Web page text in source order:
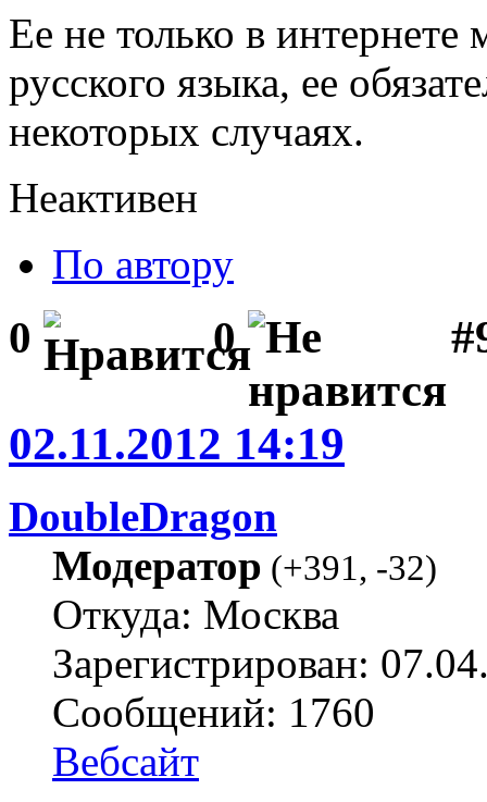
Ее не только в
русского языка, ее
некоторых случаях.
Неактивен
По автору
0 0
02.11.2012 14:19
DoubleDragon
Модератор (+391, -32)
Откуда: Москва
Зарегистрирован:
Сообщений: 1760
Вебсайт